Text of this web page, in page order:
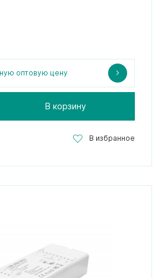
оптовую цену
В корзину
В избранное